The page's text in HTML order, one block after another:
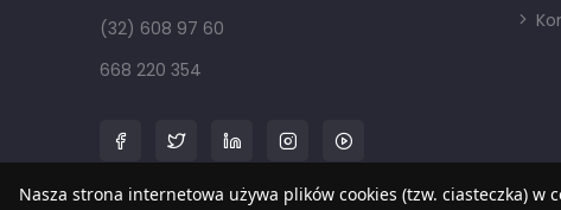
(32) 608 97 60
668 220 354
Nasza strona internetowa używa plików cookies (tzw. ciasteczka) w